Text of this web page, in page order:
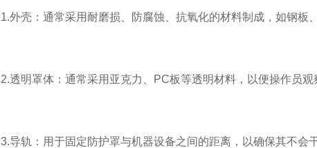
壳：通常采用耐磨损、防腐蚀、抗氧化的材料制成，如钢板、
明罩体：通常采用亚克力、PC板等透明材料，以便操作员观
轨：用于固定防护罩与机器设备之间的距离，以确保其不会干